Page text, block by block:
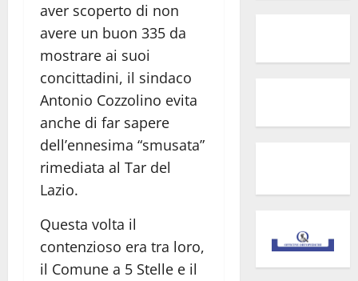
aver scoperto di non
avere un buon 335 da
mostrare ai suoi
concittadini, il sindaco
Antonio Cozzolino evita
anche di far sapere
dell’ennesima “smusata”
rimediata al Tar del
Lazio.
Questa volta il
contenzioso era tra loro,
il Comune a 5 Stelle e il